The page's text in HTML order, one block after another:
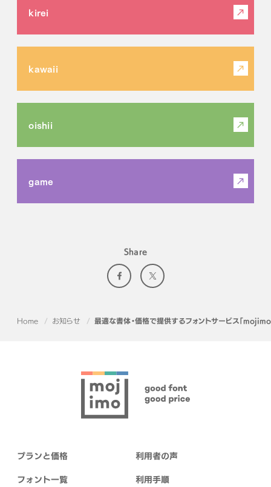
kirei
kawaii
oishii
game
Share
Home お知らせ 最適な書体・価格で提供するフォントサービス「
プランと価格
フォント一覧
利用者の声
利用手順